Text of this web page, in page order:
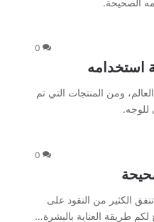
0
استخدامه
ومن المنتجات التي تم
للوجه.
0
الكثير من النقود على
طريقة العناية بالبشرة…